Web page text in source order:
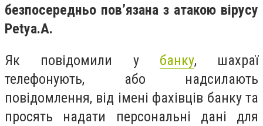
безпосередньо пов’язана з атакою вірусу
Petya.A.
Як повідомили у банку, шахраї
телефонують, або надсилають
повідомлення, від імені фахівців банку та
просять надати персональні дані для